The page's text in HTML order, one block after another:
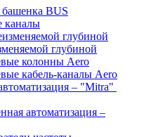
BUS
каналы
глубиной
глубиной
колонны Aero
кабель-каналы Aero
– "Mitra"
автоматизация –